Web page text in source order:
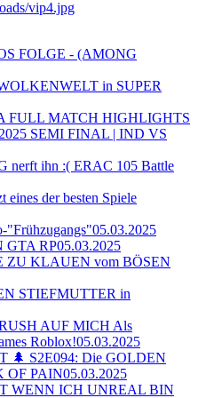
FOLGE - (AMONG
in SUPER
FULL MATCH HIGHLIGHTS
SEMI FINAL | IND VS
nerft ihn :( ERAC 105 Battle
eines der besten Spiele
"Frühzugangs"05.03.2025
GTA RP05.03.2025
ZU KLAUEN vom BÖSEN
STIEFMUTTER in
AUF MICH Als
Roblox!05.03.2025
🌲 S2E094: Die GOLDEN
OF PAIN05.03.2025
WENN ICH UNREAL BIN